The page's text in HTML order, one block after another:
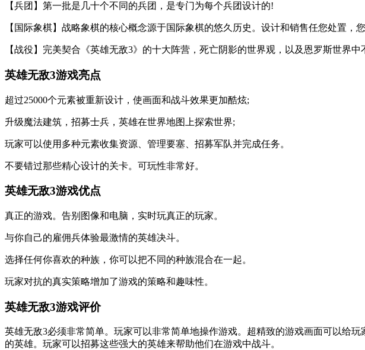
【兵团】第一批是几十个不同的兵团，是专门为每个兵团设计的!
【国际象棋】战略象棋的核心概念源于国际象棋的悠久历史。设计和销售任您处置，
【战役】完美契合《英雄无敌3》的十大阵营，死亡阴影的世界观，以及恩罗斯世界
英雄无敌3游戏亮点
超过25000个元素被重新设计，使画面和战斗效果更加酷炫;
升级魔法建筑，招募士兵，英雄在世界地图上探索世界;
玩家可以使用多种元素收集资源、管理要塞、招募军队并完成任务。
不要错过那些精心设计的关卡。可玩性非常好。
英雄无敌3游戏优点
真正的游戏。告别图像和电脑，实时玩真正的玩家。
与你自己的雇佣兵体验最激情的英雄决斗。
选择任何你喜欢的种族，你可以把不同的种族混合在一起。
玩家对抗的真实策略增加了游戏的策略和趣味性。
英雄无敌3游戏评价
英雄无敌3必须非常简单。玩家可以非常简单地操作游戏。超精致的游戏画面可以给
的英雄。玩家可以招募这些强大的英雄来帮助他们在游戏中战斗。